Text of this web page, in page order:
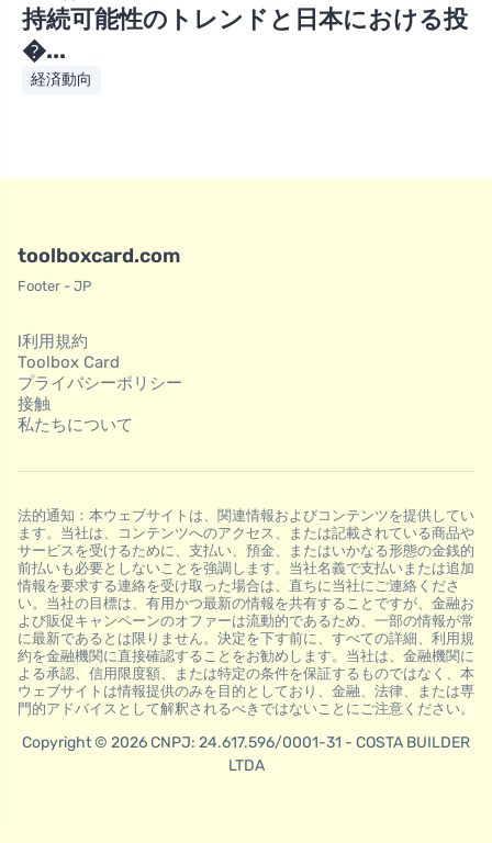
持続可能性のトレンドと日本における投
�...
経済動向
toolboxcard.com
Footer - JP
l利用規約
Toolbox Card
プライバシーポリシー
接触
私たちについて
法的通知：本ウェブサイトは、関連情報およびコンテンツを提供してい
ます。当社は、コンテンツへのアクセス、または記載されている商品や
サービスを受けるために、支払い、預金、またはいかなる形態の金銭的
前払いも必要としないことを強調します。当社名義で支払いまたは追加
情報を要求する連絡を受け取った場合は、直ちに当社にご連絡くださ
い。当社の目標は、有用かつ最新の情報を共有することですが、金融お
よび販促キャンペーンのオファーは流動的であるため、一部の情報が常
に最新であるとは限りません。決定を下す前に、すべての詳細、利用規
約を金融機関に直接確認することをお勧めします。当社は、金融機関に
よる承認、信用限度額、または特定の条件を保証するものではなく、本
ウェブサイトは情報提供のみを目的としており、金融、法律、または専
門的アドバイスとして解釈されるべきではないことにご注意ください。
Copyright © 2026 CNPJ: 24.617.596/0001-31 - COSTA BUILDER
LTDA